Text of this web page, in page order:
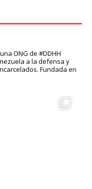
ONG de #DDHH
a la defensa y
Fundada en